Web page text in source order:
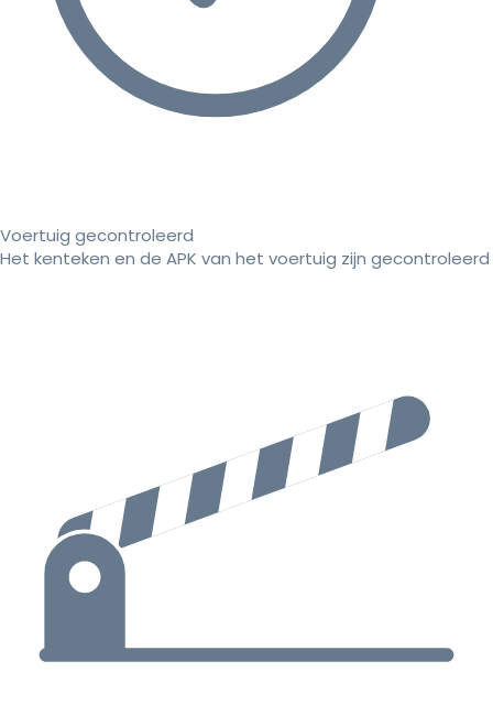
Voertuig gecontroleerd
Het kenteken en de APK van het voertuig zijn gecontroleerd